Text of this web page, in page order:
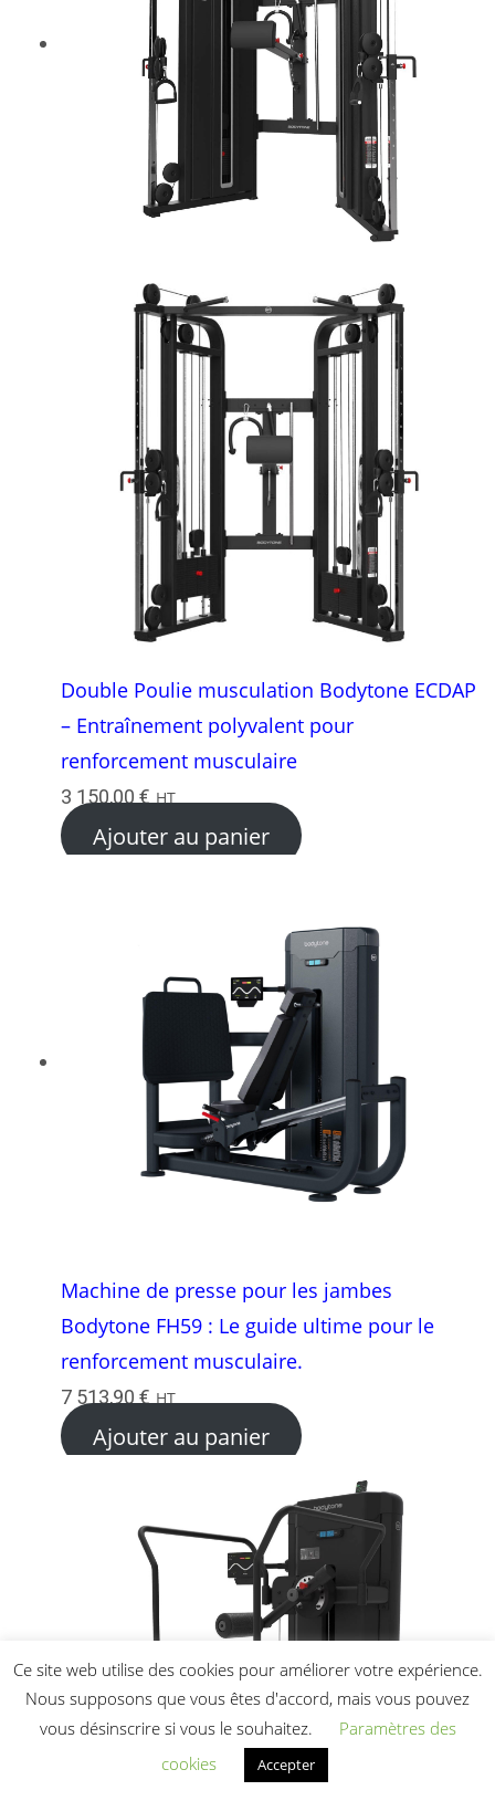
Double Poulie musculation Bodytone ECDAP
– Entraînement polyvalent pour
renforcement musculaire
3 150,00 € HT
Ajouter au panier
Machine de presse pour les jambes
Bodytone FH59 : Le guide ultime pour le
renforcement musculaire.
7 513,90 € HT
Ajouter au panier
Ce site web utilise des cookies pour améliorer votre expérience.
Nous supposons que vous êtes d'accord, mais vous pouvez
vous désinscrire si vous le souhaitez.
Paramètres des
cookies
Accepter